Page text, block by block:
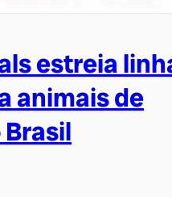
estreia
animais de